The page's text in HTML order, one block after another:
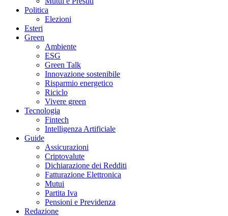
Politica
Elezioni
Esteri
Green
Ambiente
ESG
Green Talk
Innovazione sostenibile
Risparmio energetico
Riciclo
Vivere green
Tecnologia
Fintech
Intelligenza Artificiale
Guide
Assicurazioni
Criptovalute
Dichiarazione dei Redditi
Fatturazione Elettronica
Mutui
Partita Iva
Pensioni e Previdenza
Redazione